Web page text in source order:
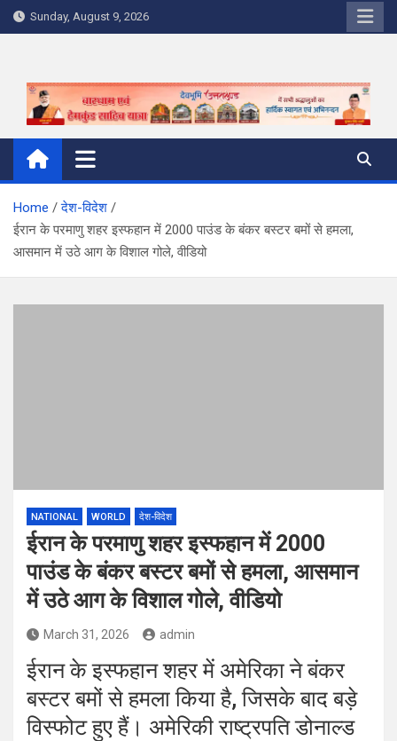
Skip
to
Sunday, August 9, 2026
Home
देश-विदेश
ईरान के परमाणु शहर इस्फहान में 2000 पाउंड के बंकर बस्टर बमों से हमला,
आसमान में उठे आग के विशाल गोले, वीडियो
NATIONAL WORLD देश-विदेश
ईरान के परमाणु शहर इस्फहान में 2000
पाउंड के बंकर बस्टर बमों से हमला, आसमान
में उठे आग के विशाल गोले, वीडियो
March 31, 2026 admin
ईरान के इस्फहान शहर में अमेरिका ने बंकर
बस्टर बमों से हमला किया है, जिसके बाद बड़े
विस्फोट हुए हैं। अमेरिकी राष्ट्रपति डोनाल्ड